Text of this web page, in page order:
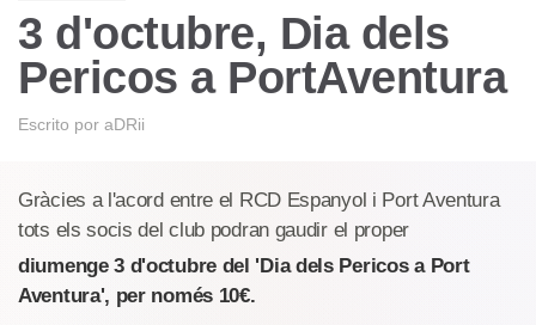
3 d'octubre, Dia dels
Pericos a PortAventura
Escrito por aDRii
Gràcies a l'acord entre el RCD Espanyol i Port Aventura
tots els socis del club podran gaudir el proper
diumenge 3 d'octubre del 'Dia dels Pericos a Port
Aventura', per només 10€.